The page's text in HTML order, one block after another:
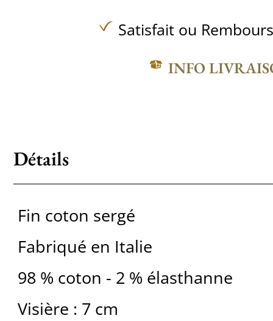
Satisfait ou
INFO
Détails
Fin coton sergé
Fabriqué en Italie
98 % coton - 2 % élasthanne
Visière : 7 cm